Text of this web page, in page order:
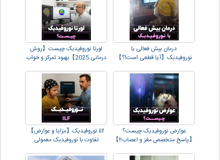
درمان بیش فعالی با
نوروفیدبک【آیا قطعی است!؟】
لورتا نوروفیدبک چیست【روش
درمانی 2025】بهبود تمرکز و خواب
عوارض نوروفیدبک چیست؟
【پاسخ متخصص مغز و اعصاب!!】
ilf نوروفیدبک【مزایا و عوارض】
تفاوت با نوروفیدبک معمولی